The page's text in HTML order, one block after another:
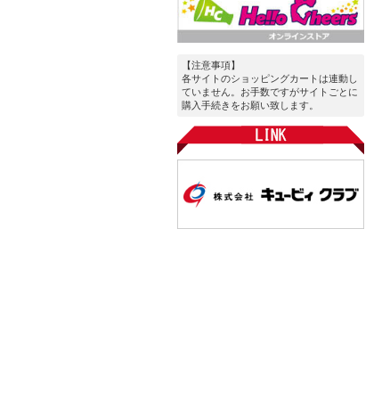
【注意事項】
各サイトのショッピングカートは連動し
ていません。お手数ですがサイトごとに
購入手続きをお願い致します。